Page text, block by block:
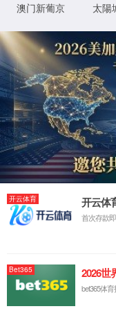
详细错误信息:
模块 IIS Web Core
通知
MapRequestHan
dler
处理程
序
StaticFile
错误代
码
0x80070002
详细信息:
此错误表明文件或目录在
求。